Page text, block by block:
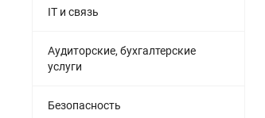
IT и связь
Аудиторские, бухгалтерские
услуги
Безопасность